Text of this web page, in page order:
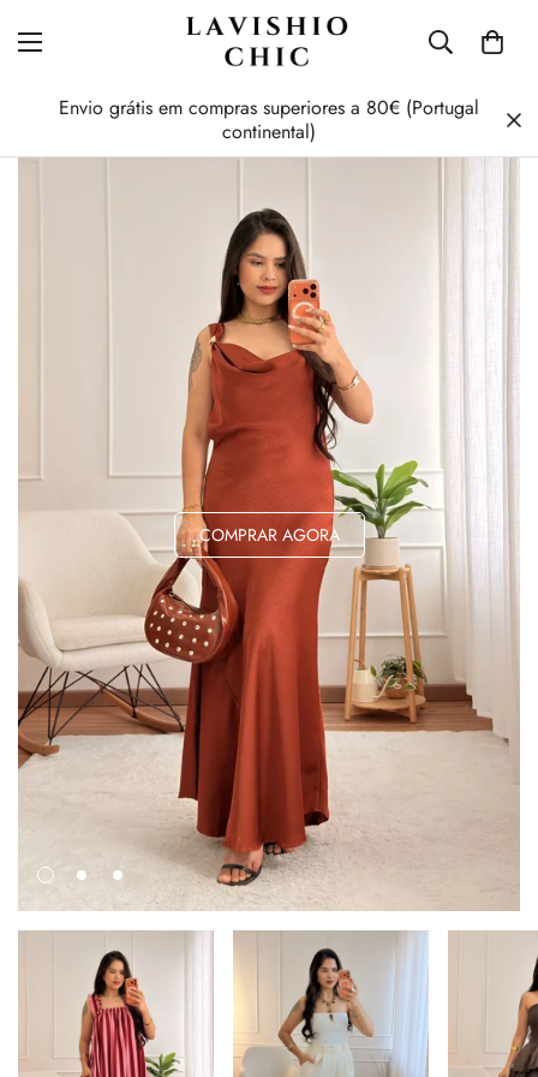
Envio grátis em compras superiores a 80€ (Portugal
continental)
COMPRAR AGORA